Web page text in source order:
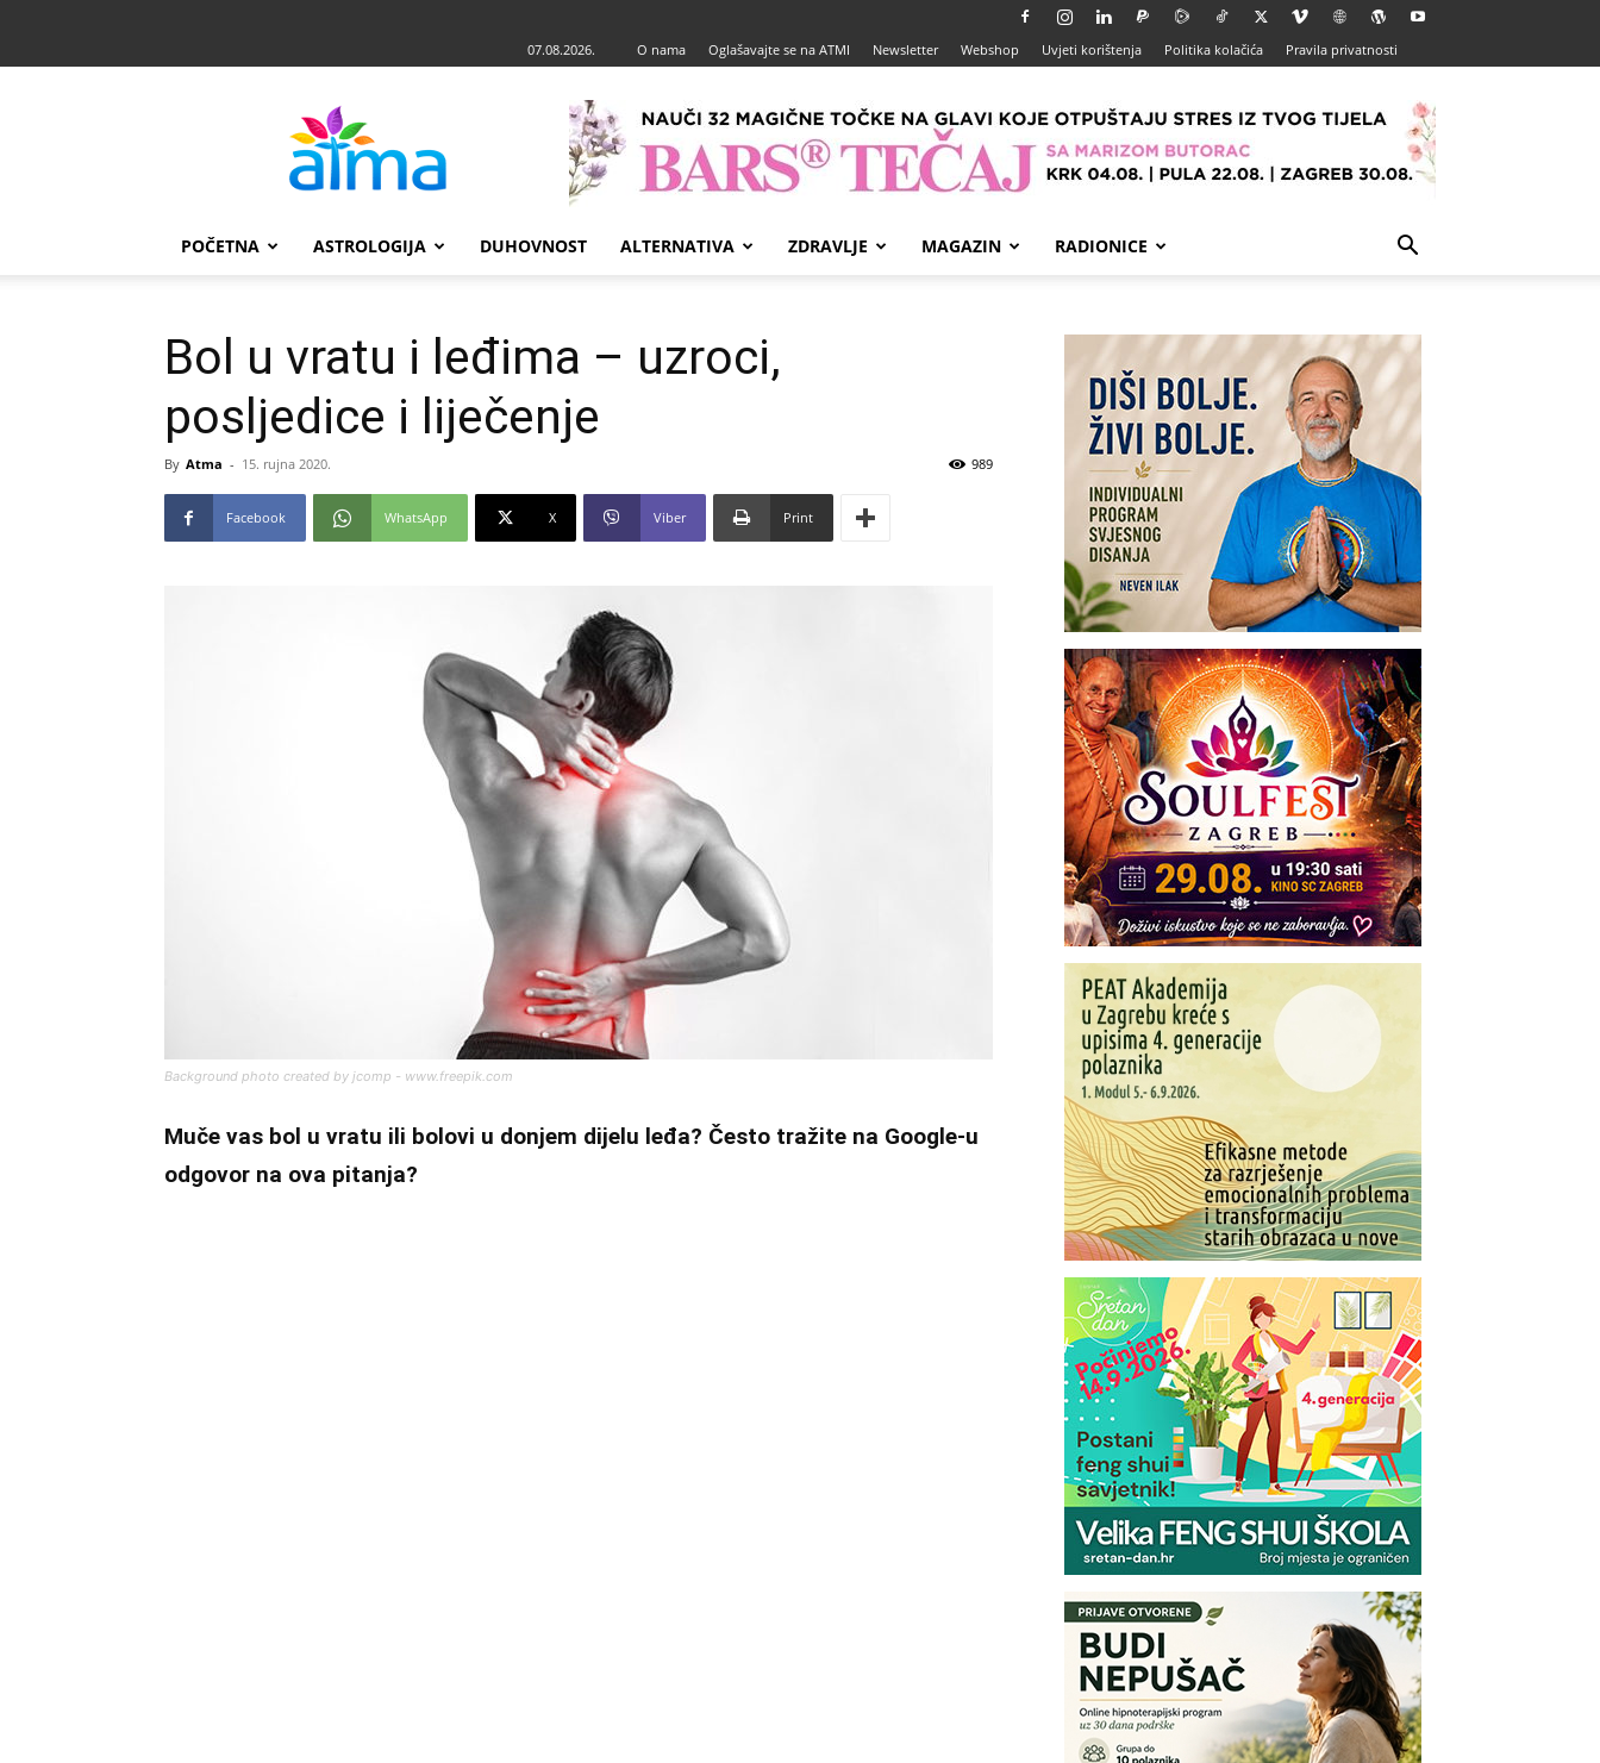
07.08.2026. O nama Oglašavajte se na ATMI Newsletter Webshop Uvjeti korištenja Politika kolačića Pravila privatnosti
POČETNA ASTROLOGIJA DUHOVNOST ALTERNATIVA ZDRAVLJE MAGAZIN RADIONICE
Bol u vratu i leđima – uzroci,
posljedice i liječenje
By Atma - 15. rujna 2020. 989
Facebook WhatsApp X Viber Print
Background photo created by jcomp - www.freepik.com
Muče vas bol u vratu ili bolovi u donjem dijelu leđa? Često tražite na Google-u
odgovor na ova pitanja?